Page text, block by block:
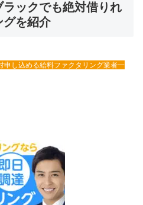
ックでも絶対借りれ
グを紹介
申し込める給料ファクタリング業者一